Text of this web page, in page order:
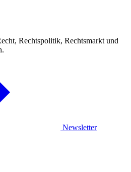
Rechtspolitik, Rechtsmarkt und
Newsletter